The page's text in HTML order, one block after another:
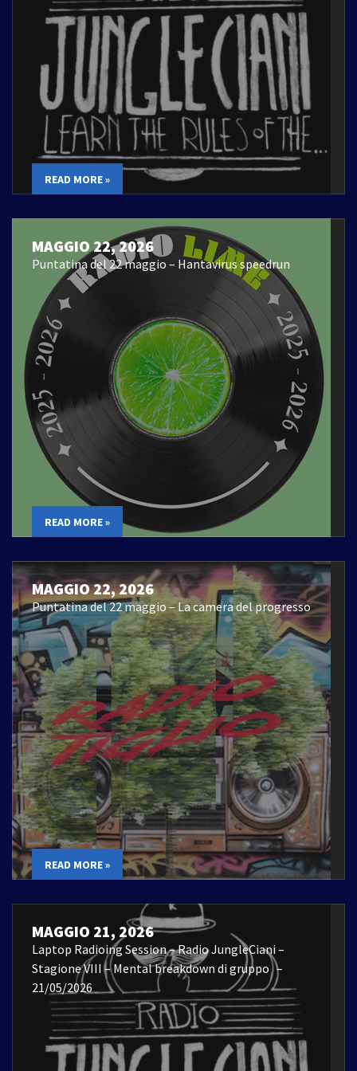
READ MORE »
MAGGIO 22, 2026
Puntatina del 22 maggio – Hantavirus speedrun
READ MORE »
MAGGIO 22, 2026
Puntatina del 22 maggio – La camera del progresso
READ MORE »
MAGGIO 21, 2026
Laptop Radioing Session – Radio JungleCiani –
Stagione VIII – Mental breakdown di gruppo –
21/05/2026